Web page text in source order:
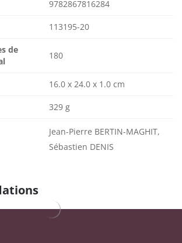
9782867816284
113195-20
de
180
16.0 x 24.0 x 1.0 cm
329 g
Jean-Pierre BERTIN-MAGHIT,
Sébastien DENIS